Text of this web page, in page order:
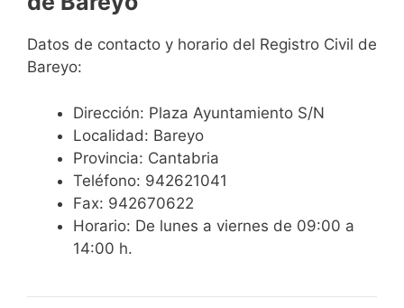
Datos de contacto y horario del Registro Civil de
Bareyo:
Dirección: Plaza Ayuntamiento S/N
Localidad: Bareyo
Provincia: Cantabria
Teléfono: 942621041
Fax: 942670622
Horario: De lunes a viernes de 09:00 a
14:00 h.